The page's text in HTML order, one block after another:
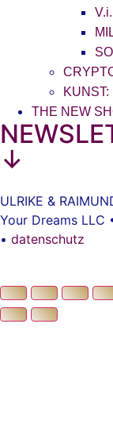
THE NEW
↓
ULRIKE &
Your Dreams LLC
• datenschutz